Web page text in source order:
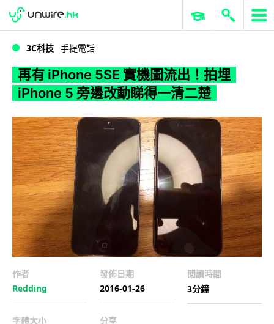
WWDC 2026 ERP 與商業 AI
3C科技 手提電話
再有 iPhone 5SE 實機圖流出！拍埋
iPhone 5 旁邊改動睇得一清二楚
作者
Redding
發佈日期
2016-01-26
閱讀時間
3分鐘
字體大小 分享